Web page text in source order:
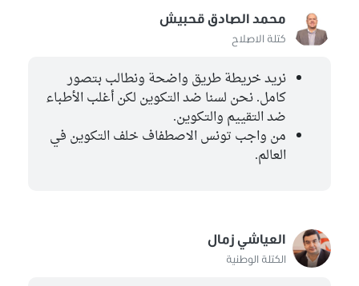
محمد الصادق قحبيش
كتلة الاصلاح
نريد خريطة طريق واضحة ونطالب بتصور
كامل. نحن لسنا ضد التكوين لكن أغلب الأطباء
ضد التقييم والتكوين.
من واجب تونس الاصطفاف خلف التكوين في
العالم.
العياشي زمال
الكتلة الوطنية